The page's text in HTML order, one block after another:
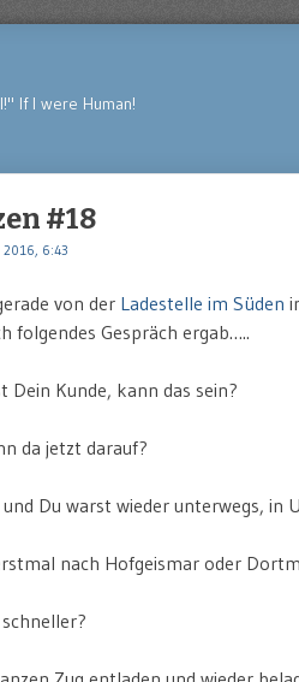
If I were Human!
#18
2016, 6:43
von der Ladestelle im Süden
folgendes Gespräch ergab…..
Dein Kunde, kann das sein?
da jetzt darauf?
Du warst wieder unterwegs, in
nach Hofgeismar oder